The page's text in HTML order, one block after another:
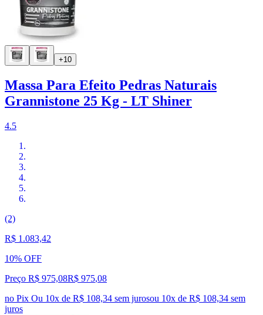
+10
Massa Para Efeito Pedras Naturais
Grannistone 25 Kg - LT Shiner
4.5
(2)
R$ 1.083,42
10% OFF
Preço R$ 975,08R$ 975,08
no Pix Ou 10x de R$ 108,34 sem jurosou 10x de R$ 108,34 sem
juros